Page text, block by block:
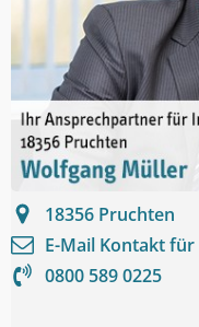
18356 Pruchten
E-Mail Kontakt für
0800 589 0225